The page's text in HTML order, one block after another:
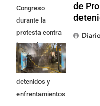
Congreso
durante la
protesta contra
la Ley de
Propiedad
Privada: hubo
detenidos y
enfrentamientos
de